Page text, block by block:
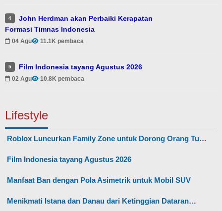
4
John Herdman akan Perbaiki Kerapatan
Formasi Timnas Indonesia
04 Agu 11.1K pembaca
5 Film Indonesia tayang Agustus 2026
02 Agu 10.8K pembaca
Lifestyle
Roblox Luncurkan Family Zone untuk Dorong Orang Tu…
Film Indonesia tayang Agustus 2026
Manfaat Ban dengan Pola Asimetrik untuk Mobil SUV
Menikmati Istana dan Danau dari Ketinggian Dataran…